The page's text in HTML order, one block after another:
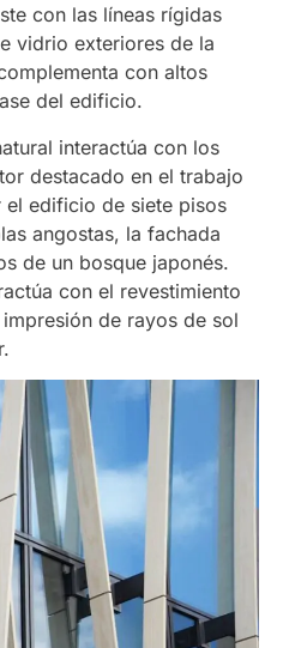
con las líneas rígidas
vidrio exteriores de la
con altos
del edificio.
interactúa con los
destacado en el trabajo
el edificio de siete pisos
angostas, la fachada
de un bosque japonés.
con el revestimiento
de rayos de sol